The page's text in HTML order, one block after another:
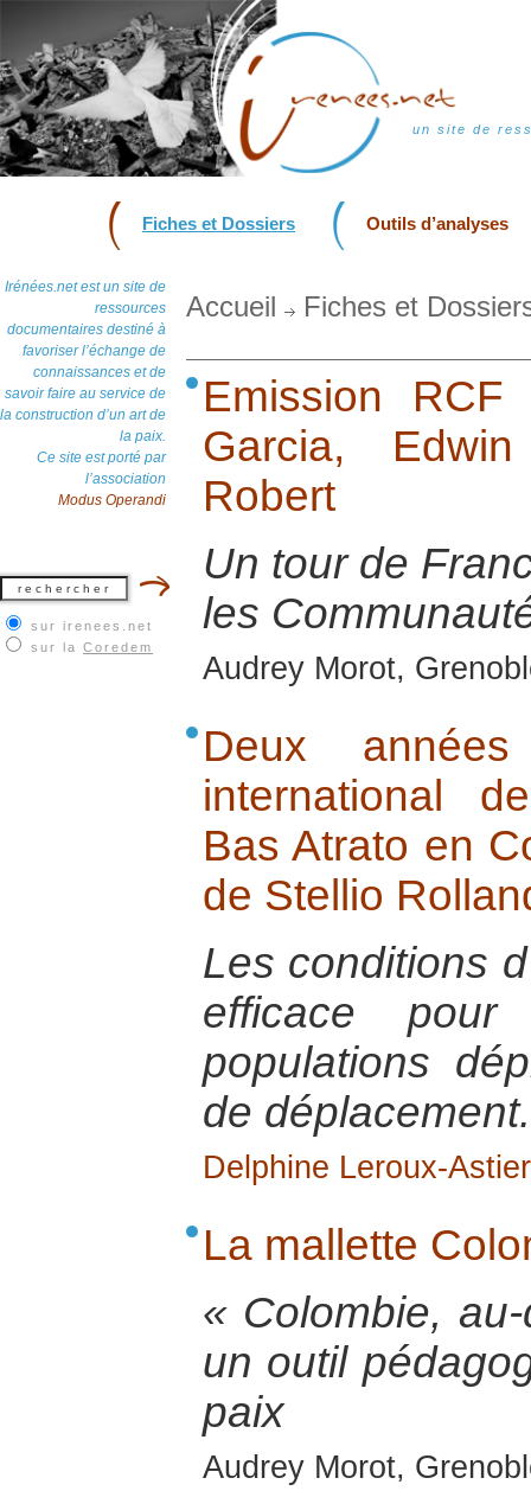
un site de
Fiches et Dossiers Outils d’analyses
Irénées.net est un site de
ressources
documentaires destiné à
favoriser l’échange de
connaissances et de
savoir faire au service de
la construction d’un art de
la paix.
Ce site est porté par
l’association
Modus Operandi
sur irenees.net
sur la Coredem
Accueil Fiches et
Emission
Garcia,
Robert
Un tour de
les
Audrey Morot,
Deux années
international
Bas Atrato en
de Stellio
Les conditions
efficace
populations
de déplacement.
Delphine Leroux-Astier
La mallette
« Colombie,
un outil
paix
Audrey Morot,